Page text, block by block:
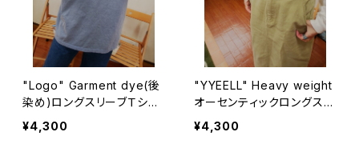
"Logo" Garment dye(後
染め)ロングスリーブＴシャ
ツ Blue Jean
¥4,300
"YYEELL" Heavy weight
オーセンティックロングスリ
ーブＴシャツ White
¥4,300